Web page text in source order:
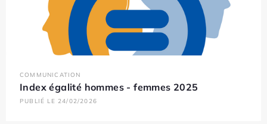
COMMUNICATION
Index égalité hommes - femmes 2025
PUBLIÉ LE 24/02/2026